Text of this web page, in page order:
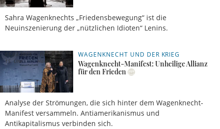
Sahra Wagenknechts „Friedensbewegung“ ist die
Neuinszenierung der „nützlichen Idioten“ Lenins.
WAGENKNECHT UND DER KRIEG
Wagenknecht-Manifest: Unheilige Allianz
für den Frieden
Analyse der Strömungen, die sich hinter dem Wagenknecht-
Manifest versammeln. Antiamerikanismus und
Antikapitalismus verbinden sich.
03.03.2023,
15 Uhr
Florian
Hartleb